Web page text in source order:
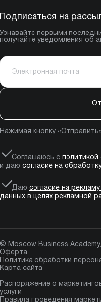
Подписаться на
Узнавайте первыми
получайте уведомления об
Нажимая кнопку
Соглашаюсь с политикой
и даю согласие на
Даю согласие на
данных в целях рекламной
© Moscow Business
Оферта
Политика обработки
Карта сайта
Распоряжение о
услуги
Правила проведения